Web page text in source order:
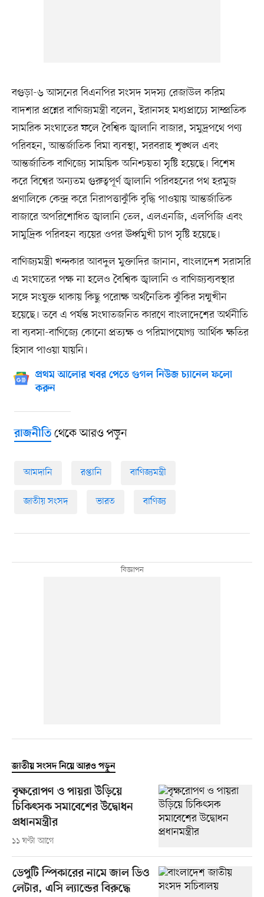
বগুড়া-৬ আসনের বিএনপির সংসদ সদস্য রেজাউল করিম
বাদশার প্রশ্নের বাণিজ্যমন্ত্রী বলেন, ইরানসহ মধ্যপ্রাচ্যে সাম্প্রতিক
সামরিক সংঘাতের ফলে বৈশ্বিক জ্বালানি বাজার, সমুদ্রপথে পণ্য
পরিবহন, আন্তর্জাতিক বিমা ব্যবস্থা, সরবরাহ শৃঙ্খল এবং
আন্তর্জাতিক বাণিজ্যে সাময়িক অনিশ্চয়তা সৃষ্টি হয়েছে। বিশেষ
করে বিশ্বের অন্যতম গুরুত্বপূর্ণ জ্বালানি পরিবহনের পথ হরমুজ
প্রণালিকে কেন্দ্র করে নিরাপত্তাঝুঁকি বৃদ্ধি পাওয়ায় আন্তর্জাতিক
বাজারে অপরিশোধিত জ্বালানি তেল, এলএনজি, এলপিজি এবং
সামুদ্রিক পরিবহন ব্যয়ের ওপর ঊর্ধ্বমুখী চাপ সৃষ্টি হয়েছে।
বাণিজ্যমন্ত্রী খন্দকার আবদুল মুক্তাদির জানান, বাংলাদেশ সরাসরি
এ সংঘাতের পক্ষ না হলেও বৈশ্বিক জ্বালানি ও বাণিজ্যব্যবস্থার
সঙ্গে সংযুক্ত থাকায় কিছু পরোক্ষ অর্থনৈতিক ঝুঁকির সম্মুখীন
হয়েছে। তবে এ পর্যন্ত সংঘাতজনিত কারণে বাংলাদেশের অর্থনীতি
বা ব্যবসা-বাণিজ্যে কোনো প্রত্যক্ষ ও পরিমাপযোগ্য আর্থিক ক্ষতির
হিসাব পাওয়া যায়নি।
প্রথম আলোর খবর পেতে গুগল নিউজ চ্যানেল ফলো
করুন
রাজনীতিথেকে আরও পড়ুন
আমদানি রপ্তানি বাণিজ্যমন্ত্রী
জাতীয় সংসদ ভারত বাণিজ্য
জাতীয় সংসদ নিয়ে আরও পড়ুন
বৃক্ষরোপণ ও পায়রা উড়িয়ে
চিকিৎসক সমাবেশের উদ্বোধন
প্রধানমন্ত্রীর
১১ ঘণ্টা আগে
ডেপুটি স্পিকারের নামে জাল ডিও
লেটার, এসি ল্যান্ডের বিরুদ্ধে